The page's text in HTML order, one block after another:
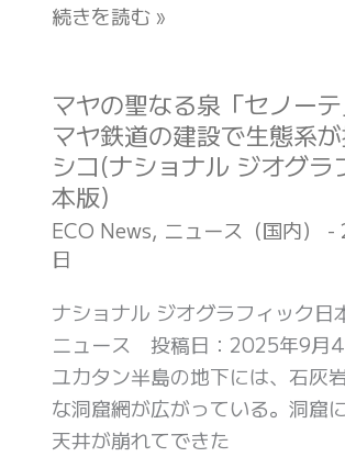
ニ
ス)
3
(ESSE-
online)
で
に
も
の
が
増
え
後
悔
(ESSE-
online)
に
る
風
力
発
電
(ギ
モ
ー
ド・
ジ
ャ
続きを読む »
マヤの聖なる泉「セノーテ
マヤ鉄道の建設で生態系
シコ(ナショナル ジオグラ
本版)
ECO News, ニュース（国内） -
日
ナショナル ジオグラフィック日
ニュース 投稿日：2025年9
ユカタン半島の地下には、石灰
な洞窟網が広がっている。洞窟
天井が崩れてできた
マ
ヤ
の
聖
な
る
「セ
ノ
ー
テ」
を